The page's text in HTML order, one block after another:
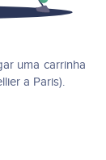
uma carrinha
a Paris).